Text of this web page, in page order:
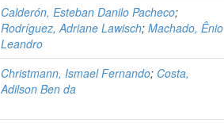
Calderón, Esteban Danilo Pacheco;
Rodríguez, Adriane Lawisch;Machado, Ênio
Leandro
Christmann, Ismael Fernando; Costa,
Adilson Ben da